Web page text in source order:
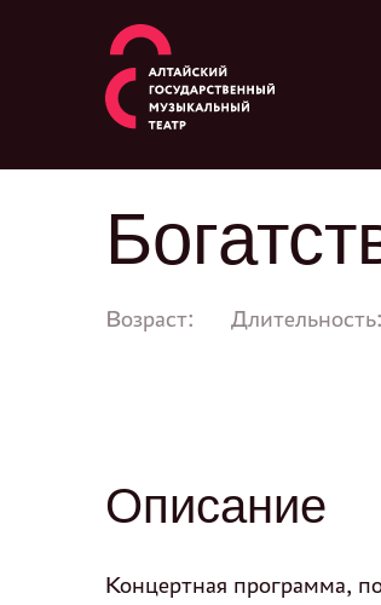
Возраст: Длительность:
Описание
Концертная программа,